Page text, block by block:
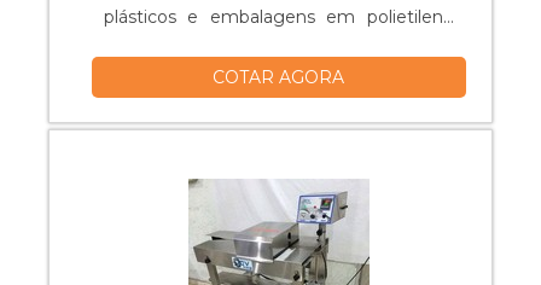
plásticos e embalagens em polietileno
completa o ciclo de produção ou
Por performar com itens variados, a
setores de oferecimento de congelados,
COTAR AGORA